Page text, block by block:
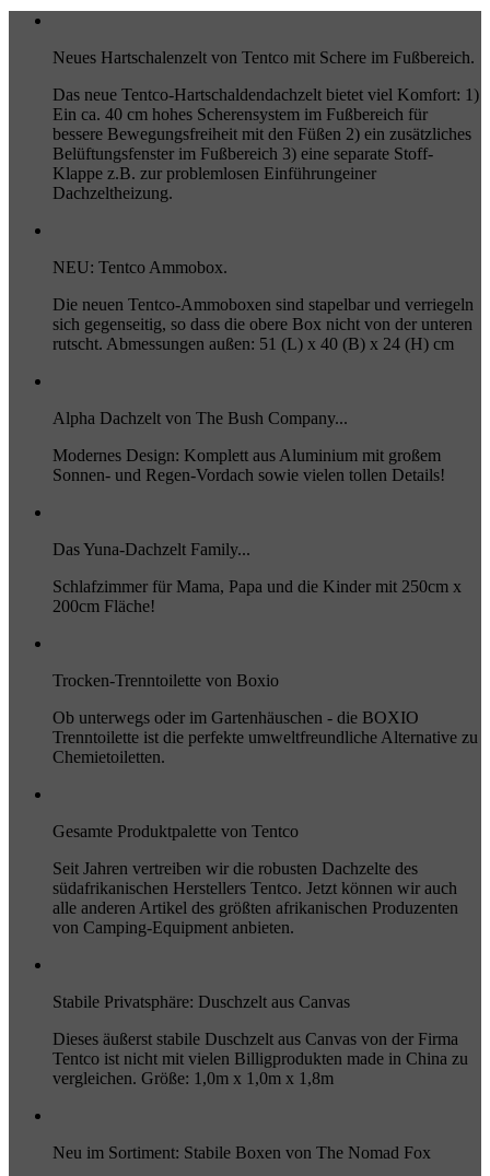
Neues Hartschalenzelt von Tentco mit Schere im Fußbereich.
Das neue Tentco-Hartschaldendachzelt bietet viel Komfort: 1)
Ein ca. 40 cm hohes Scherensystem im Fußbereich für
bessere Bewegungsfreiheit mit den Füßen 2) ein zusätzliches
Belüftungsfenster im Fußbereich 3) eine separate Stoff-
Klappe z.B. zur problemlosen Einführungeiner
Dachzeltheizung.
NEU: Tentco Ammobox.
Die neuen Tentco-Ammoboxen sind stapelbar und verriegeln
sich gegenseitig, so dass die obere Box nicht von der unteren
rutscht. Abmessungen außen: 51 (L) x 40 (B) x 24 (H) cm
Alpha Dachzelt von The Bush Company...
Modernes Design: Komplett aus Aluminium mit großem
Sonnen- und Regen-Vordach sowie vielen tollen Details!
Das Yuna-Dachzelt Family...
Schlafzimmer für Mama, Papa und die Kinder mit 250cm x
200cm Fläche!
Trocken-Trenntoilette von Boxio
Ob unterwegs oder im Gartenhäuschen - die BOXIO
Trenntoilette ist die perfekte umweltfreundliche Alternative zu
Chemietoiletten.
Gesamte Produktpalette von Tentco
Seit Jahren vertreiben wir die robusten Dachzelte des
südafrikanischen Herstellers Tentco. Jetzt können wir auch
alle anderen Artikel des größten afrikanischen Produzenten
von Camping-Equipment anbieten.
Stabile Privatsphäre: Duschzelt aus Canvas
Dieses äußerst stabile Duschzelt aus Canvas von der Firma
Tentco ist nicht mit vielen Billigprodukten made in China zu
vergleichen. Größe: 1,0m x 1,0m x 1,8m
Neu im Sortiment: Stabile Boxen von The Nomad Fox